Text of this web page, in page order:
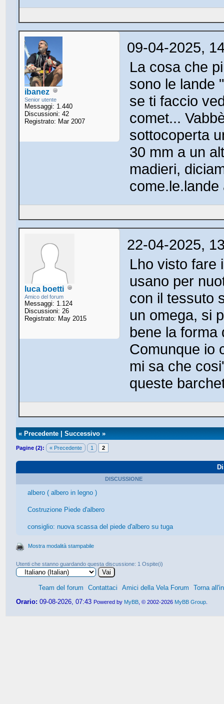
ibanez
Senior utente
Messaggi: 1.440
Discussioni: 42
Registrato: Mar 2007
09-04-2025,
La cosa che
sono le lande
se ti faccio
comet...
sottocoperta
30 mm a un
madieri,
come.le.lande
luca boetti
Amico del forum
Messaggi: 1.124
Discussioni: 26
Registrato: May 2015
22-04-2025,
Lho visto fare
usano per
con il tessuto
un omega, si
bene la forma
Comunque io
mi sa che
queste
«Precedente |Successivo »
Pagine (2): « Precedente 1 2
DISCUSSIONE
albero ( albero in legno )
Costruzione Piede d'albero
consiglio: nuova scassa del piede d'albero su tuga
Mostra modalità stampabile
Utenti che stanno guardando questa discussione: 1 Ospite(i)
Team del forum Contattaci Amici della Vela Forum
Torna
Orario: 09-08-2026, 07:43 Powered by MyBB , © 2002-2026 MyBB Group